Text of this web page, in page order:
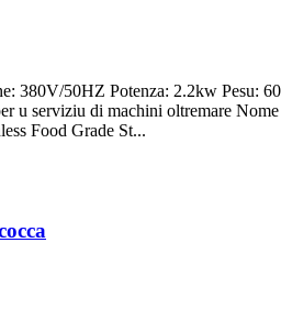
380V/50HZ Potenza: 2.2kw Pesu:
serviziu di machini oltremare
Food Grade St...